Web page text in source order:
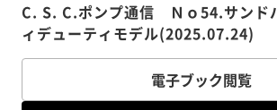
C. S. C.ポンプ通信 Ｎｏ54.サンド
ィデューティモデル(2025.07.24)
電子ブック閲覧